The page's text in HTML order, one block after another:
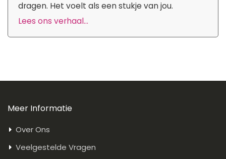
dragen. Het voelt als een stukje van jou.
Lees ons verhaal...
Meer Informatie
Over Ons
Veelgestelde Vragen